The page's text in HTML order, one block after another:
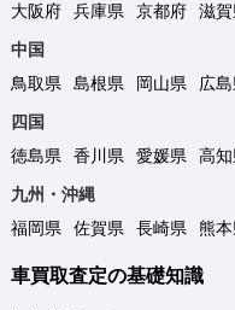
大阪府
兵庫県 京都府 滋
中国
鳥取県
島根県 岡山県 広
四国
徳島県
香川県 愛媛県
高
九州・沖縄
福岡県
佐賀県 長崎県 熊
車買取査定の基礎知識